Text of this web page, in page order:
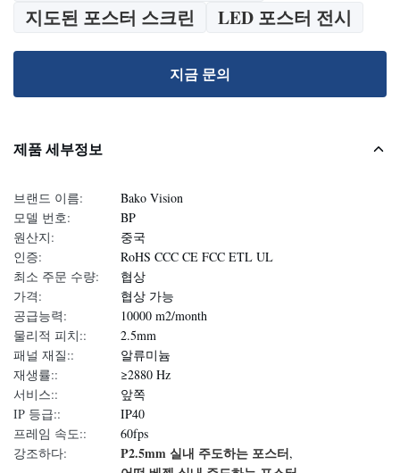
지도된 포스터 스크린
LED 포스터 전시
지금 문의
제품 세부정보
브랜드 이름:
Bako Vision
모델 번호:
BP
원산지:
중국
인증:
RoHS CCC CE FCC ETL UL
최소 주문 수량:
협상
가격:
협상 가능
공급능력:
10000 m2/month
물리적 피치::
2.5mm
패널 재질::
알류미늄
재생률::
≥2880 Hz
서비스::
앞쪽
IP 등급::
IP40
프레임 속도::
60fps
강조하다:
P2.5mm 실내 주도하는 포스터,